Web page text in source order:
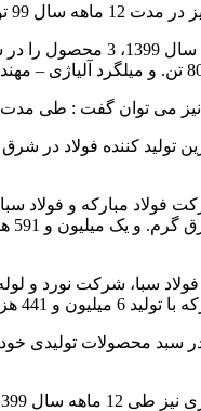
و 481 تن به تولید برساند.
تنها توانسته میلگرد به مقدار 460 هزار و 163 تن تولید کند.
تن سهم 93 درصد. در
249 هزار و 324 تن تولید کند.